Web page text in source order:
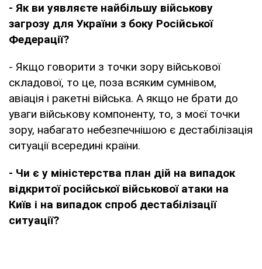
- Як ви уявляєте найбільшу військову
загрозу для України з боку Російської
Федерації?
- Якщо говорити з точки зору військової
складової, то це, поза всяким сумнівом,
авіація і ракетні війська. А якщо не брати до
уваги військову компоненту, то, з моєї точки
зору, набагато небезпечнішою є дестабілізація
ситуації всередині країни.
- Чи є у міністерства план дій на випадок
відкритої російської військової атаки на
Київ і на випадок спроб дестабілізації
ситуації?